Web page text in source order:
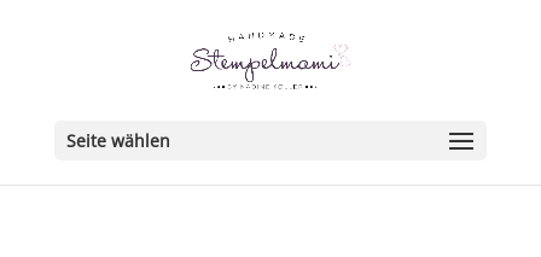
Seite wählen